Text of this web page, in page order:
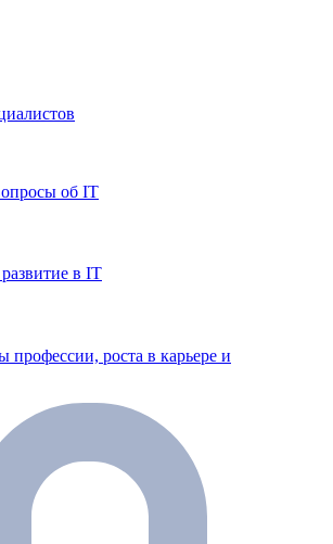
об IT
в IT
профессии, роста в карьере и